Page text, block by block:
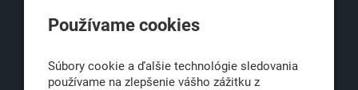
Obchodná 6
Používame cookies
Súbory cookie a ďalšie technológie sledovania
používame na zlepšenie vášho zážitku z